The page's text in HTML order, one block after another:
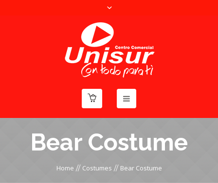
Bear Costume
Home // Costumes // Bear Costume